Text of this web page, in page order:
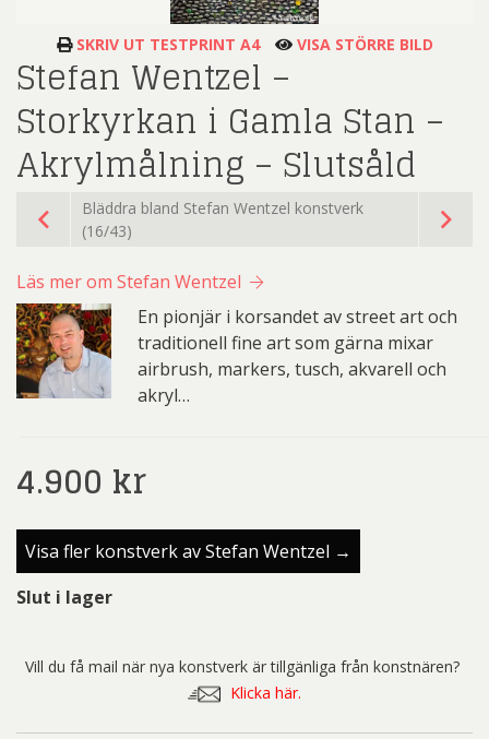
SKRIV UT TESTPRINT A4 VISA STÖRRE BILD
Stefan Wentzel –
Storkyrkan i Gamla Stan –
Akrylmålning – Slutsåld
Bläddra bland Stefan Wentzel konstverk
(16/43)
Läs mer om Stefan Wentzel
En pionjär i korsandet av street art och
traditionell fine art som gärna mixar
airbrush, markers, tusch, akvarell och
akryl…
4.900 kr
Visa fler konstverk av Stefan Wentzel →
Slut i lager
Vill du få mail när nya konstverk är tillgänliga från konstnären?
Klicka här.